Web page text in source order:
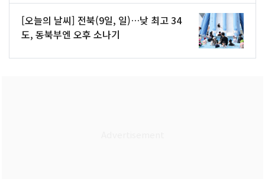
[오늘의 날씨] 전북(9일, 일)…낮 최고 34
도, 동북부엔 오후 소나기